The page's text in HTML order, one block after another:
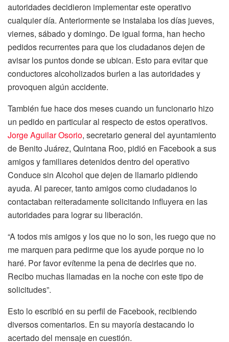
autoridades decidieron implementar este operativo
cualquier día. Anteriormente se instalaba los días jueves,
viernes, sábado y domingo. De igual forma, han hecho
pedidos recurrentes para que los ciudadanos dejen de
avisar los puntos donde se ubican. Esto para evitar que
conductores alcoholizados burlen a las autoridades y
provoquen algún accidente.
También fue hace dos meses cuando un funcionario hizo
un pedido en particular al respecto de estos operativos.
Jorge Aguilar Osorio, secretario general del ayuntamiento
de Benito Juárez, Quintana Roo, pidió en Facebook a sus
amigos y familiares detenidos dentro del operativo
Conduce sin Alcohol que dejen de llamarlo pidiendo
ayuda. Al parecer, tanto amigos como ciudadanos lo
contactaban reiteradamente solicitando influyera en las
autoridades para lograr su liberación.
“A todos mis amigos y los que no lo son, les ruego que no
me marquen para pedirme que los ayude porque no lo
haré. Por favor evítenme la pena de decirles que no.
Recibo muchas llamadas en la noche con este tipo de
solicitudes”.
Esto lo escribió en su perfil de Facebook, recibiendo
diversos comentarios. En su mayoría destacando lo
acertado del mensaje en cuestión.